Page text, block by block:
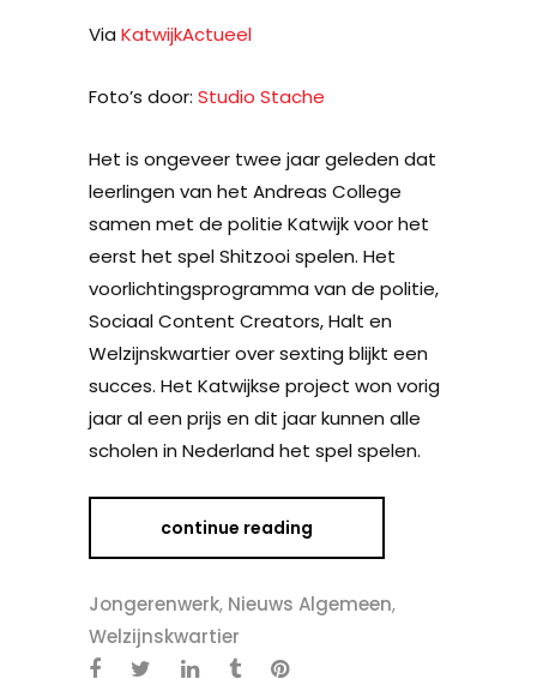
Via KatwijkActueel
Foto’s door: Studio Stache
Het is ongeveer twee jaar geleden dat
leerlingen van het Andreas College
samen met de politie Katwijk voor het
eerst het spel Shitzooi spelen. Het
voorlichtingsprogramma van de politie,
Sociaal Content Creators, Halt en
Welzijnskwartier over sexting blijkt een
succes. Het Katwijkse project won vorig
jaar al een prijs en dit jaar kunnen alle
scholen in Nederland het spel spelen.
continue reading
Jongerenwerk, Nieuws Algemeen,
Welzijnskwartier